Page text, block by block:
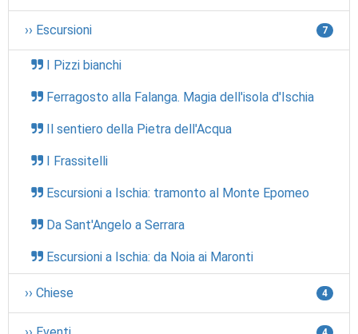
›› Escursioni 7
I Pizzi bianchi
Ferragosto alla Falanga. Magia dell'isola d'Ischia
Il sentiero della Pietra dell'Acqua
I Frassitelli
Escursioni a Ischia: tramonto al Monte Epomeo
Da Sant'Angelo a Serrara
Escursioni a Ischia: da Noia ai Maronti
›› Chiese 4